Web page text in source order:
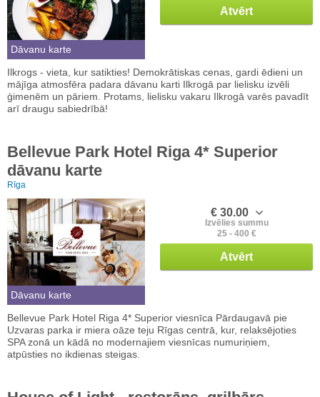
Dāvanu karte
Atvērt
Ilkrogs - vieta, kur satikties! Demokrātiskas cenas, gardi ēdieni un
mājīga atmosfēra padara dāvanu karti Ilkrogā par lielisku izvēli
ģimenēm un pāriem. Protams, lielisku vakaru Ilkrogā varēs pavadīt
arī draugu sabiedrībā!
Bellevue Park Hotel Riga 4* Superior
dāvanu karte
Rīga
Dāvanu karte
€ 30.00
Izvēlies summu
25 - 400 €
Atvērt
Bellevue Park Hotel Riga 4* Superior viesnīca Pārdaugavā pie
Uzvaras parka ir miera oāze teju Rīgas centrā, kur, relaksējoties
SPA zonā un kādā no modernajiem viesnīcas numuriņiem,
atpūsties no ikdienas steigas.